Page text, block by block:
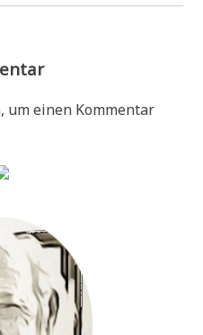
um einen Kommentar